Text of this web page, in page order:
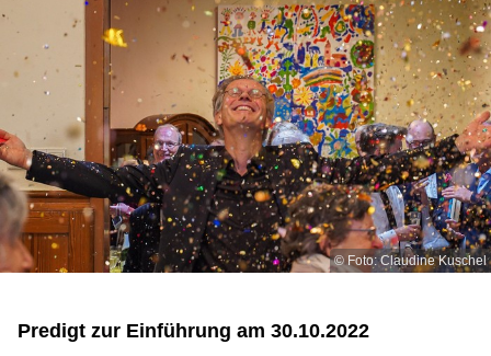
© Foto: Claudine Kuschel
Predigt zur Einführung am 30.10.2022